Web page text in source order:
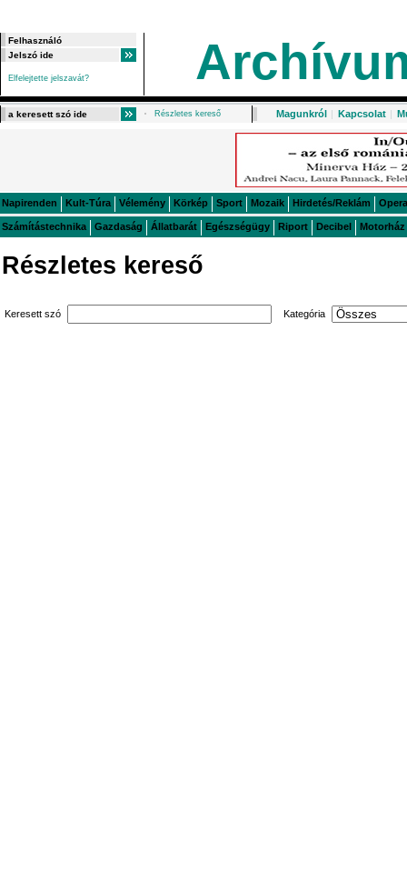
Elfelejtette jelszavát?
Részletes kereső Magunkról | Kapcsolat |
Napirenden Kult-Túra Vélemény Körkép Sport Mozaik Hirdetés/Reklám Opera
Számítástechnika Gazdaság Állatbarát Egészségügy Riport Decibel Motorház
Részletes kereső
Keresett szó Kategória